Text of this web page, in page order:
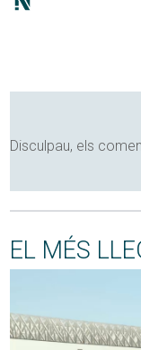
Disculpau, els
EL MÉS